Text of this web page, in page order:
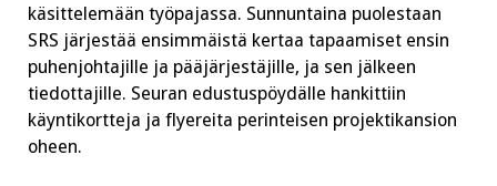
käsittelemään työpajassa. Sunnuntaina puolestaan
SRS järjestää ensimmäistä kertaa tapaamiset ensin
puhenjohtajille ja pääjärjestäjille, ja sen jälkeen
tiedottajille. Seuran edustuspöydälle hankittiin
käyntikortteja ja flyereita perinteisen projektikansion
oheen.